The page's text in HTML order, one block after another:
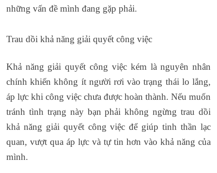
những vấn đề mình đang gặp phải.
Trau dồi khả năng giải quyết công việc
Khả năng giải quyết công việc kém là nguyên nhân
chính khiến không ít người rơi vào trạng thái lo lắng,
áp lực khi công việc chưa được hoàn thành. Nếu muốn
tránh tình trạng này bạn phải không ngừng trau dồi
khả năng giải quyết công việc để giúp tinh thần lạc
quan, vượt qua áp lực và tự tin hơn vào khả năng của
mình.